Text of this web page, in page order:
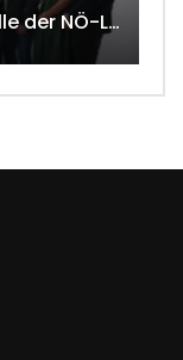
Eröffnung der Geschäftstelle der NÖ-Landarbeiterkammer in Mistelbach w4tv174